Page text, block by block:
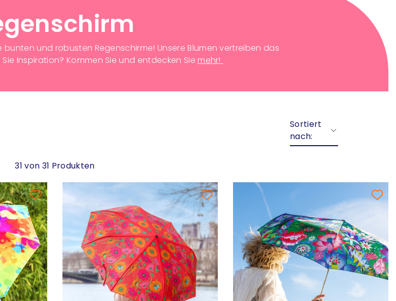
bunten und robusten Regenschirme! Unsere Blumen vertreiben das
Inspiration? Kommen Sie und entdecken Sie mehr!
Sortiert
nach:
31 von 31 Produkten